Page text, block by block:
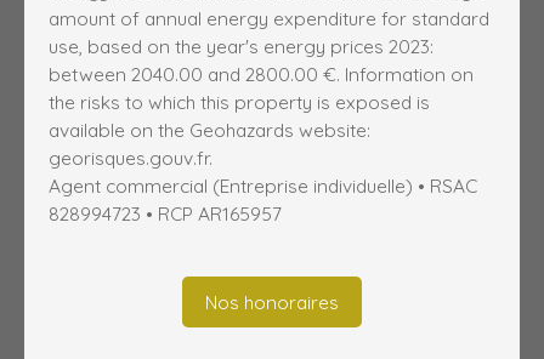
amount of annual energy expenditure for standard
use, based on the year's energy prices 2023:
between 2040.00 and 2800.00 €. Information on
the risks to which this property is exposed is
available on the Geohazards website:
georisques.gouv.fr.
Agent commercial (Entreprise individuelle) • RSAC
828994723 • RCP AR165957
Nos honoraires